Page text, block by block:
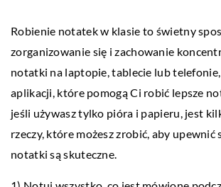
Robienie notatek w klasie to świetny
zorganizowanie się i zachowanie
notatki na laptopie, tablecie lub
aplikacji, które pomogą Ci robić lepsze
jeśli używasz tylko pióra i papieru, jest
rzeczy, które możesz zrobić, aby upewnić
notatki są skuteczne.